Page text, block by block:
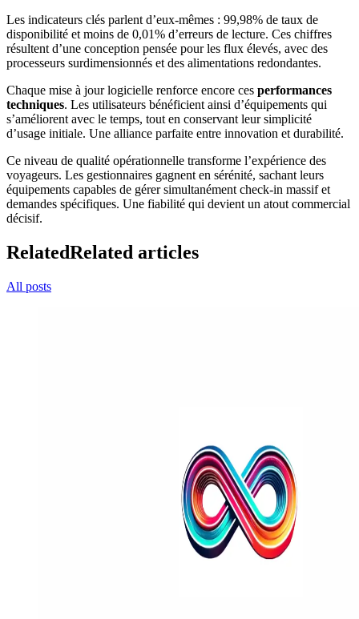
Les indicateurs clés parlent d’eux-mêmes : 99,98% de taux de
disponibilité et moins de 0,01% d’erreurs de lecture. Ces chiffres
résultent d’une conception pensée pour les flux élevés, avec des
processeurs surdimensionnés et des alimentations redondantes.
Chaque mise à jour logicielle renforce encore ces performances
techniques. Les utilisateurs bénéficient ainsi d’équipements qui
s’améliorent avec le temps, tout en conservant leur simplicité
d’usage initiale. Une alliance parfaite entre innovation et durabilité.
Ce niveau de qualité opérationnelle transforme l’expérience des
voyageurs. Les gestionnaires gagnent en sérénité, sachant leurs
équipements capables de gérer simultanément check-in massif et
demandes spécifiques. Une fiabilité qui devient un atout commercial
décisif.
RelatedRelated articles
All posts